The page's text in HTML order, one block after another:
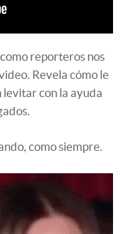
reporteros nos
Revela cómo le
levitar con la ayuda
como siempre.